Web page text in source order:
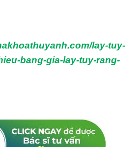
lay-tuy-
bang-gia-lay-tuy-rang-